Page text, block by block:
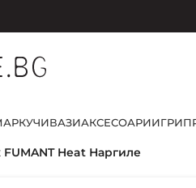
ВАЗИАКСЕСОАРИИГРИ
Heat Наргиле